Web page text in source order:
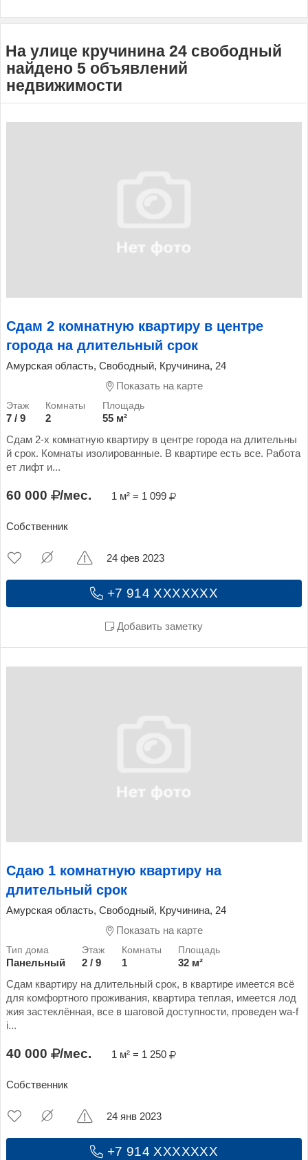
На улице кручинина 24 свободный
найдено 5 объявлений
недвижимости
Сдам 2 комнатную квартиру в центре
города на длительный срок
Амурская область, Свободный, Кручинина, 24
Показать на карте
7 / 9 2
55 м²
Сдам 2-х комнатную квартиру в центре города на длительны
й срок. Комнаты изолированные. В квартире есть все. Работа
ет лифт и...
60 000 /мес. 1 м² = 1 099
Собственник
+7 914 XXXXXXX
Добавить заметку
24 фев 2023
Сдаю 1 комнатную квартиру на
длительный срок
Амурская область, Свободный, Кручинина, 24
Показать на карте
Панельный 2 / 9 1
32 м²
Сдам квартиру на длительный срок, в квартире имеется всё
для комфортного проживания, квартира теплая, имеется лод
жия застеклённая, все в шаговой доступности, проведен wа-f
i...
40 000 /мес. 1 м² = 1 250
Собственник
+7 914 XXXXXXX
24 янв 2023